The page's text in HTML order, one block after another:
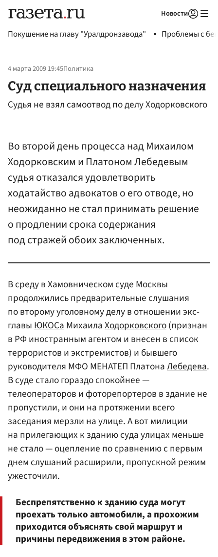
Новости
Покушение на главу "Уралдронзавода" Проблемы с
4 марта 2009 19:45Политика
Суд специального назначения
Судья не взял самоотвод по делу Ходорковского
Во второй день процесса над Михаилом
Ходорковским и Платоном Лебедевым
судья отказался удовлетворить
ходатайство адвокатов о его отводе, но
неожиданно не стал принимать решение
о продлении срока содержания
под стражей обоих заключенных.
В среду в Хамовническом суде Москвы
продолжились предварительные слушания
по второму уголовному делу в отношении экс-
главы ЮКОСа МихаилаХодорковского(признан
в РФ иностранным агентом и внесен в список
террористов и экстремистов) и бывшего
руководителя МФО МЕНАТЕП ПлатонаЛебедева.
В суде стало гораздо спокойнее —
телеоператоров и фоторепортеров в здание не
пропустили, и они на протяжении всего
заседания мерзли на улице. А вот милиции
на прилегающих к зданию суда улицах меньше
не стало — оцепление по сравнению с первым
днем слушаний расширили, пропускной режим
ужесточили.
Беспрепятственно к зданию суда могут
проехать только автомобили, а прохожим
приходится объяснять свой маршрут и
причины передвижения в этом районе.